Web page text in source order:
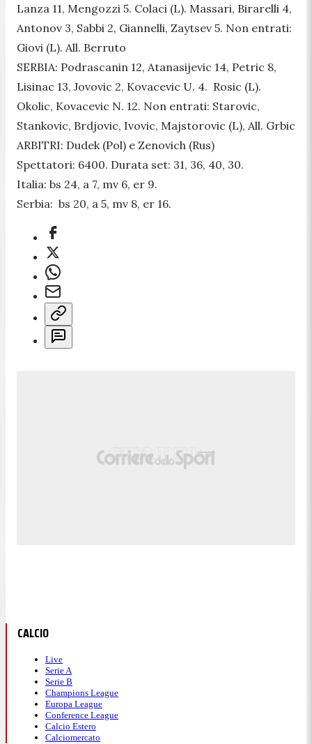
Lanza 11, Mengozzi 5. Colaci (L). Massari, Birarelli 4,
Antonov 3, Sabbi 2, Giannelli, Zaytsev 5. Non entrati:
Giovi (L). All. Berruto
SERBIA: Podrascanin 12, Atanasijevic 14, Petric 8,
Lisinac 13, Jovovic 2, Kovacevic U. 4. Rosic (L).
Okolic, Kovacevic N. 12. Non entrati: Starovic,
Stankovic, Brdjovic, Ivovic, Majstorovic (L), All. Grbic
ARBITRI: Dudek (Pol) e Zenovich (Rus)
Spettatori: 6400. Durata set: 31, 36, 40, 30.
Italia: bs 24, a 7, mv 6, er 9.
Serbia: bs 20, a 5, mv 8, er 16.
CALCIO
Live
Serie A
Serie B
Champions League
Europa League
Conference League
Calcio Estero
Calciomercato